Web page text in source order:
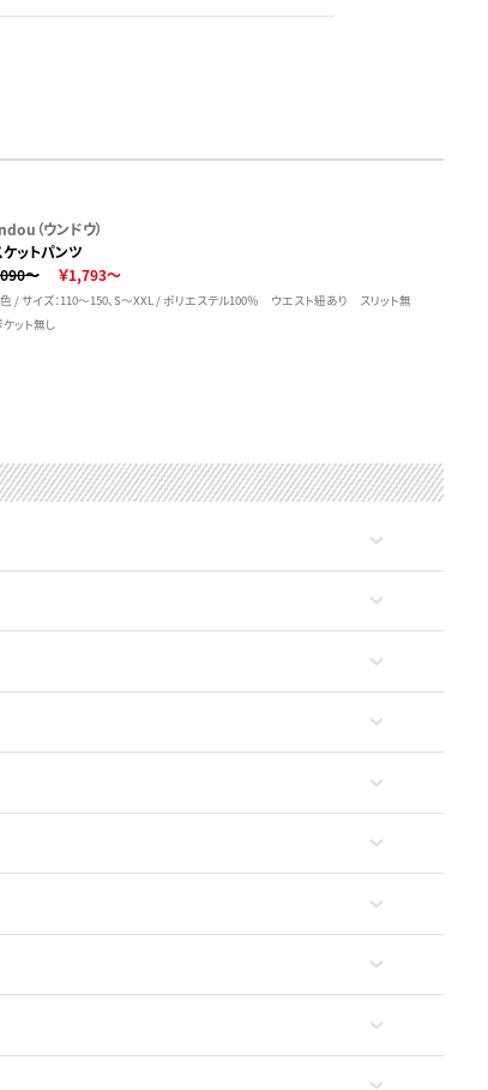
（ウンドウ）
ットパンツ
～
￥1,793～
/ サイズ：110～150、S～XXL / ポリエステル100％ ウエスト紐あり スリット無
ット無し